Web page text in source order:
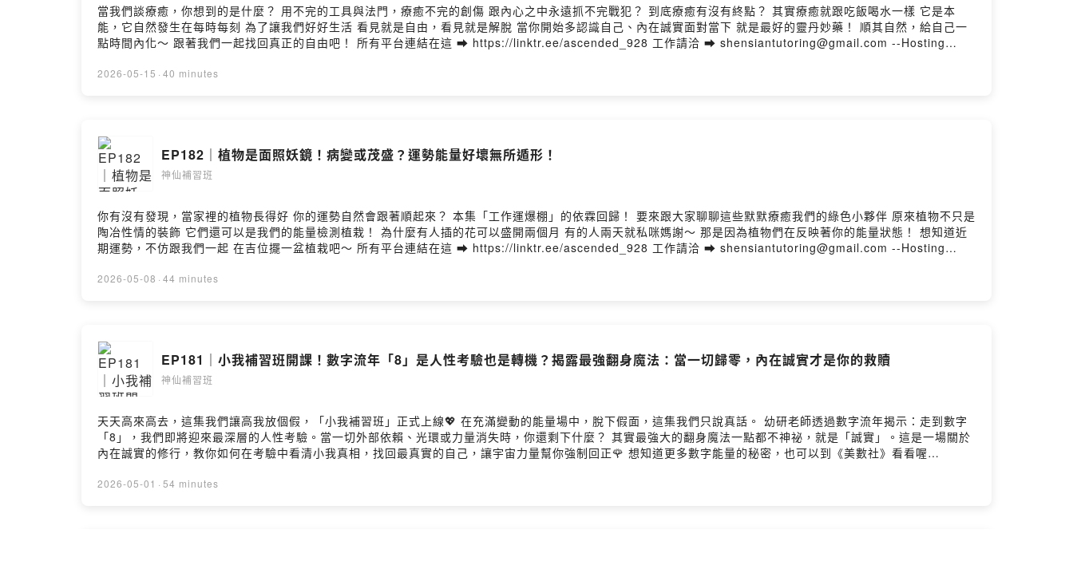
當我們談療癒，你想到的是什麼？ 用不完的工具與法門，療癒不完的創傷 跟內心之中永遠抓不完戰犯？ 到底療癒有沒有終點？ 其實療癒就跟吃飯喝水一樣 它是本
能，它自然發生在每時每刻 為了讓我們好好生活 看見就是自由，看見就是解脫 當你開始多認識自己、內在誠實面對當下 就是最好的靈丹妙藥！ 順其自然，給自己一
點時間內化～ 跟著我們一起找回真正的自由吧！ 所有平台連結在這 ➡️ https://linktr.ee/ascended_928 工作請洽 ➡️ shensiantutoring@gmail.com --Hosting
2026-05-15 · 40 minutes
EP182｜植物是面照妖鏡！病變或茂盛？運勢能量好壞無所遁形！
神仙補習班
你有沒有發現，當家裡的植物長得好 你的運勢自然會跟著順起來？ 本集「工作運爆棚」的依霖回歸！ 要來跟大家聊聊這些默默療癒我們的綠色小夥伴 原來植物不只是
陶冶性情的裝飾 它們還可以是我們的能量檢測植栽！ 為什麼有人插的花可以盛開兩個月 有的人兩天就私咪媽謝～ 那是因為植物們在反映著你的能量狀態！ 想知道近
期運勢，不仿跟我們一起 在吉位擺一盆植栽吧～ 所有平台連結在這 ➡️ https://linktr.ee/ascended_928 工作請洽 ➡️ shensiantutoring@gmail.com --Hosting
2026-05-08 · 44 minutes
EP181｜小我補習班開課！數字流年「8」是人性考驗也是轉機？揭露最強翻身魔法：當一切歸零，內在誠實才是你的救贖
神仙補習班
天天高來高去，這集我們讓高我放個假，「小我補習班」正式上線💖 在充滿變動的能量場中，脫下假面，這集我們只說真話。 幼研老師透過數字流年揭示：走到數字
「8」，我們即將迎來最深層的人性考驗。當一切外部依賴、光環或力量消失時，你還剩下什麼？ 其實最強大的翻身魔法一點都不神祕，就是「誠實」。這是一場關於
內在誠實的修行，教你如何在考驗中看清小我真相，找回最真實的自己，讓宇宙力量幫你強制回正🌹 想知道更多數字能量的秘密，也可以到《美數社》看看喔
shensiantutoring@gmail.com --Hosting provided by SoundOn
2026-05-01 · 54 minutes